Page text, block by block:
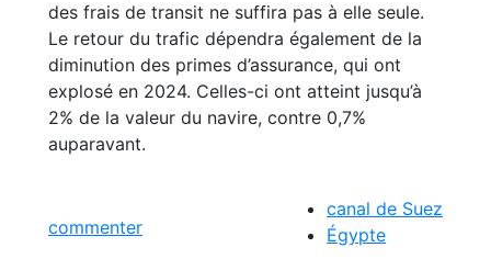
des frais de transit ne suffira pas à elle seule.
Le retour du trafic dépendra également de la
diminution des primes d’assurance, qui ont
explosé en 2024. Celles-ci ont atteint jusqu’à
2% de la valeur du navire, contre 0,7%
auparavant.
commenter
canal de Suez
Égypte